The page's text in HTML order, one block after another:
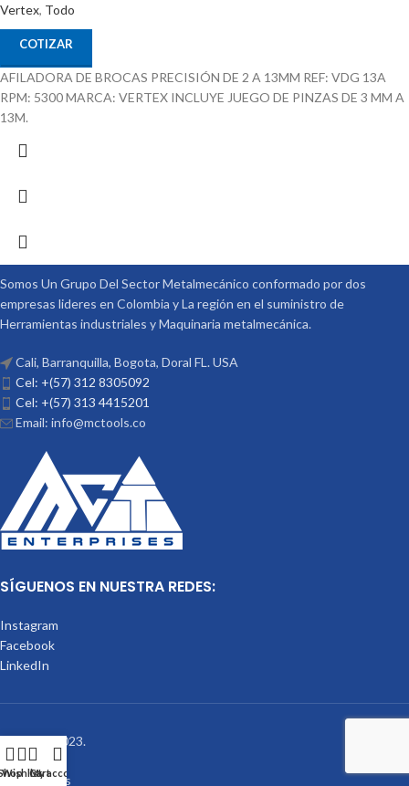
Vertex, Todo
COTIZAR
AFILADORA DE BROCAS PRECISIÓN DE 2 A 13MM REF: VDG 13A
RPM: 5300 MARCA: VERTEX INCLUYE JUEGO DE PINZAS DE 3 MM A
13M.
Somos Un Grupo Del Sector Metalmecánico conformado por dos
empresas lideres en Colombia y La región en el suministro de
Herramientas industriales y Maquinaria metalmecánica.
Cali, Barranquilla, Bogota, Doral FL. USA
Cel: +(57) 312 8305092
Cel: +(57) 313 4415201
Email: info@mctools.co
SÍGUENOS EN NUESTRA REDES:
Instagram
Facebook
LinkedIn
Mctools2023.
Wishlist
Cart
My account